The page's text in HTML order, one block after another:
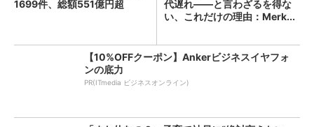
1699件、総額551億円超
代遅れ――と言わざるを得な
い、これだけの理由：Merk...
【10%OFFクーポン】Ankerビジネスイヤフォ
ンの底力
PR(ITmedia ビジネスオンライン)